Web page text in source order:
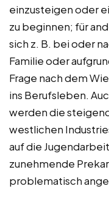
einzusteigen oder
zu beginnen; für
sich z. B. bei oder
Familie oder
Frage nach dem
ins Berufsleben.
werden die
westlichen
auf die
zunehmende
problematisch